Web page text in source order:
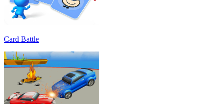
Card Battle